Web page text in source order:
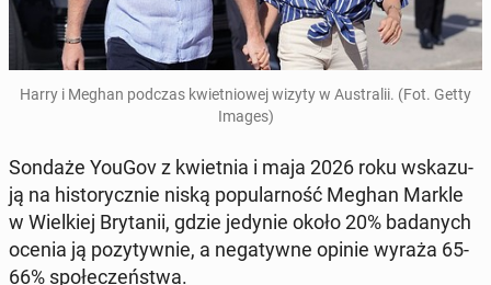
Harry i Meghan podczas kwiet­nio­wej wizyty w Au­stra­lii. (Fot. Getty
Images)
Sondaże YouGov z kwiet­nia i maja 2026 roku wska­zu­
ją na hi­sto­rycz­nie niską po­pu­lar­ność Meghan Markle
w Wiel­kiej Bry­ta­nii, gdzie jedynie około 20% ba­da­nych
ocenia ją po­zy­tyw­nie, a ne­ga­tyw­ne opinie wyraża 65-
66% spo­łe­czeń­stwa.